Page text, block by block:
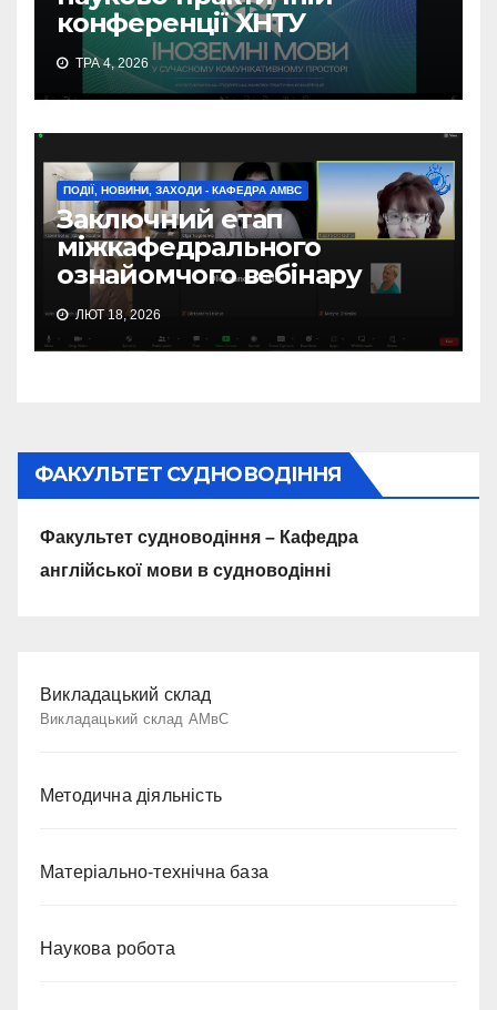
конференції ХНТУ
ТРА 4, 2026
ПОДІЇ, НОВИНИ, ЗАХОДИ - КАФЕДРА АМВС
Заключний етап
міжкафедрального
ознайомчого вебінару
ЛЮТ 18, 2026
ФАКУЛЬТЕТ СУДНОВОДІННЯ
Факультет судноводіння – Кафедра
англійської мови в судноводінні
Викладацький склад
Викладацький склад АМвС
Методична діяльність
Матеріально-технічна база
Наукова робота